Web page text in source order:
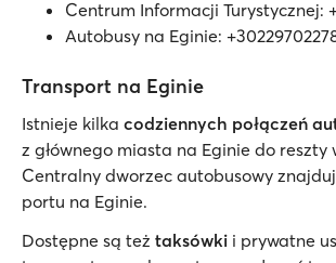
Centrum Informacji Turystycznej:
Autobusy na Eginie:
Transport na Eginie
Istnieje kilka codziennych połączeń
z głównego miasta na Eginie do reszty
Centralny dworzec autobusowy
portu na Eginie.
Dostępne są też taksówki i prywatne